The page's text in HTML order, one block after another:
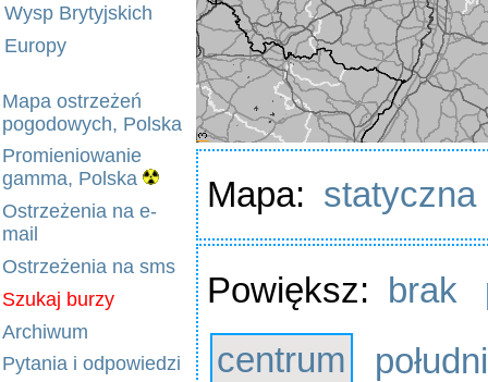
Wysp Brytyjskich
Europy
Mapa ostrzeżeń
pogodowych, Polska
Promieniowanie
gamma, Polska
Ostrzeżenia na e-
mail
Ostrzeżenia na sms
Szukaj burzy
Archiwum
Pytania i odpowiedzi
Mapa: statyczna
Powiększ: brak
centrum